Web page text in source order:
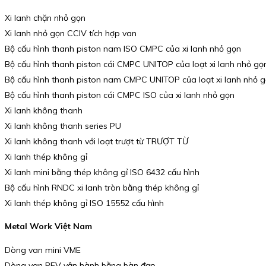
Xi lanh chặn nhỏ gọn
Xi lanh nhỏ gọn CCIV tích hợp van
Bộ cấu hình thanh piston nam ISO CMPC của xi lanh nhỏ gọn
Bộ cấu hình thanh piston cái CMPC UNITOP của loạt xi lanh nhỏ
Bộ cấu hình thanh piston nam CMPC UNITOP của loạt xi lanh nhỏ
Bộ cấu hình thanh piston cái CMPC ISO của xi lanh nhỏ gọn
Xi lanh không thanh
Xi lanh không thanh series PU
Xi lanh không thanh với loạt trượt từ TRƯỢT TỪ
Xi lanh thép không gỉ
Xi lanh mini bằng thép không gỉ ISO 6432 cấu hình
Bộ cấu hình RNDC xi lanh tròn bằng thép không gỉ
Xi lanh thép không gỉ ISO 15552 cấu hình
Metal Work Việt Nam
Dòng van mini VME